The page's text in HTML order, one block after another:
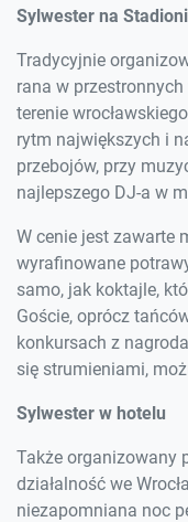
Sylwester na
Tradycyjnie
rana w
terenie
rytm największych i
przebojów, przy
najlepszego DJ-a w
W cenie jest zawarte
wyrafinowane
samo, jak koktajle,
Goście, oprócz
konkursach z
się strumieniami,
Sylwester w hotelu
Także organizowany
działalność we
niezapomniana noc